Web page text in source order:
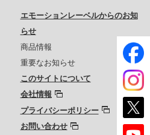
エモーションレーベルからのお知
らせ
商品情報
重要なお知らせ
このサイトについて
会社情報
プライバシーポリシー
お問い合わせ